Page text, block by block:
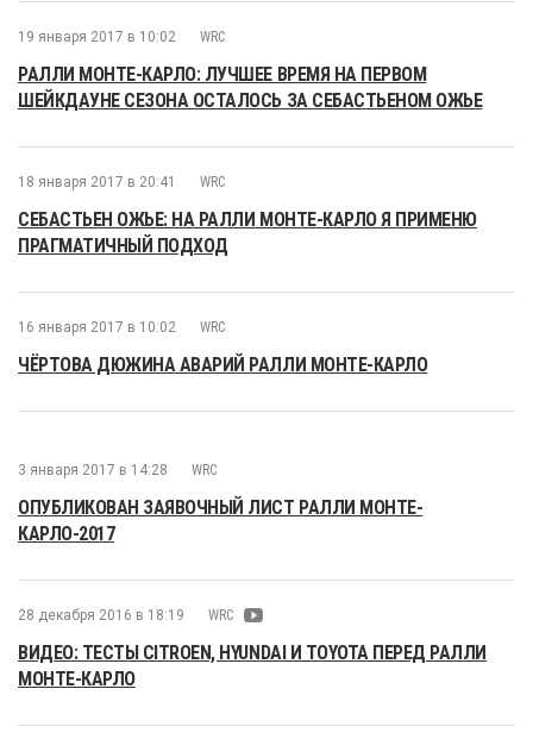
19 января 2017 в 10:02 WRC
РАЛЛИ МОНТЕ-КАРЛО: ЛУЧШЕЕ ВРЕМЯ НА ПЕРВОМ
ШЕЙКДАУНЕ СЕЗОНА ОСТАЛОСЬ ЗА СЕБАСТЬЕНОМ ОЖЬЕ
18 января 2017 в 20:41 WRC
СЕБАСТЬЕН ОЖЬЕ: НА РАЛЛИ МОНТЕ-КАРЛО Я ПРИМЕНЮ
ПРАГМАТИЧНЫЙ ПОДХОД
16 января 2017 в 10:02 WRC
ЧЁРТОВА ДЮЖИНА АВАРИЙ РАЛЛИ МОНТЕ-КАРЛО
3 января 2017 в 14:28 WRC
ОПУБЛИКОВАН ЗАЯВОЧНЫЙ ЛИСТ РАЛЛИ МОНТЕ-
КАРЛО-2017
28 декабря 2016 в 18:19 WRC
ВИДЕО: ТЕСТЫ CITROEN, HYUNDAI И TOYOTA ПЕРЕД РАЛЛИ
МОНТЕ-КАРЛО